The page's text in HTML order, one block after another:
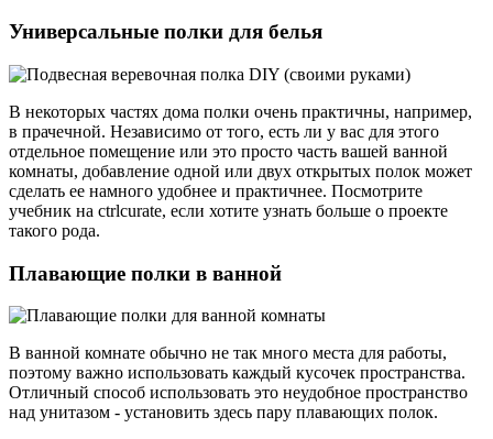
Универсальные полки для белья
В некоторых частях дома полки очень практичны, например,
в прачечной. Независимо от того, есть ли у вас для этого
отдельное помещение или это просто часть вашей ванной
комнаты, добавление одной или двух открытых полок может
сделать ее намного удобнее и практичнее. Посмотрите
учебник на ctrlcurate, если хотите узнать больше о проекте
такого рода.
Плавающие полки в ванной
В ванной комнате обычно не так много места для работы,
поэтому важно использовать каждый кусочек пространства.
Отличный способ использовать это неудобное пространство
над унитазом - установить здесь пару плавающих полок.